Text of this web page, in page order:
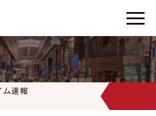
ム速報
れたて君津沖の「黄金アジ」と剣崎